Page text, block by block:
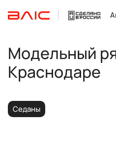
Модельный
Краснодаре
Седаны